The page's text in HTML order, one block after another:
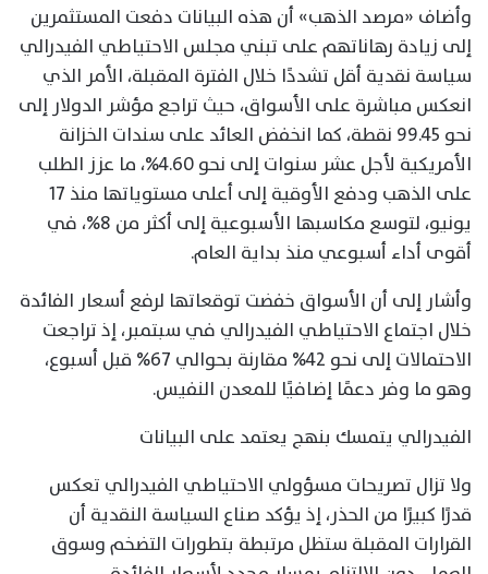
وأضاف «مرصد الذهب» أن هذه البيانات دفعت المستثمرين
إلى زيادة رهاناتهم على تبني مجلس الاحتياطي الفيدرالي
سياسة نقدية أقل تشددًا خلال الفترة المقبلة، الأمر الذي
انعكس مباشرة على الأسواق، حيث تراجع مؤشر الدولار إلى
نحو 99.45 نقطة، كما انخفض العائد على سندات الخزانة
الأمريكية لأجل عشر سنوات إلى نحو 4.60%، ما عزز الطلب
على الذهب ودفع الأوقية إلى أعلى مستوياتها منذ 17
يونيو، لتوسع مكاسبها الأسبوعية إلى أكثر من 8%، في
أقوى أداء أسبوعي منذ بداية العام.
وأشار إلى أن الأسواق خفضت توقعاتها لرفع أسعار الفائدة
خلال اجتماع الاحتياطي الفيدرالي في سبتمبر، إذ تراجعت
الاحتمالات إلى نحو 42% مقارنة بحوالي 67% قبل أسبوع،
وهو ما وفر دعمًا إضافيًا للمعدن النفيس.
الفيدرالي يتمسك بنهج يعتمد على البيانات
ولا تزال تصريحات مسؤولي الاحتياطي الفيدرالي تعكس
قدرًا كبيرًا من الحذر، إذ يؤكد صناع السياسة النقدية أن
القرارات المقبلة ستظل مرتبطة بتطورات التضخم وسوق